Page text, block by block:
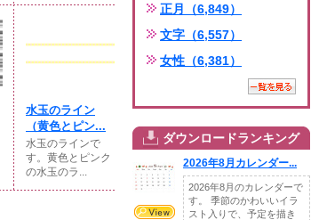
水玉のライン
（黄色とピン...
水玉のラインで
す。黄色とピンク
の水玉のラ...
正月（6,849）
文字（6,557）
女性（6,381）
ダウンロードランキング
2026年8月カレンダー...
2026年8月のカレンダーで
す。 季節のかわいいイラ
スト入りで、予定を描き